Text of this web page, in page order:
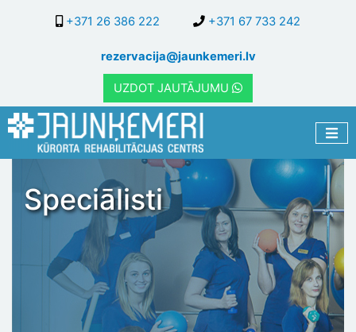
galveno
saturu
+371 26 386 222 +371 67 733 242
rezervacija@jaunkemeri.lv
UZDOT JAUTĀJUMU
Speciālisti